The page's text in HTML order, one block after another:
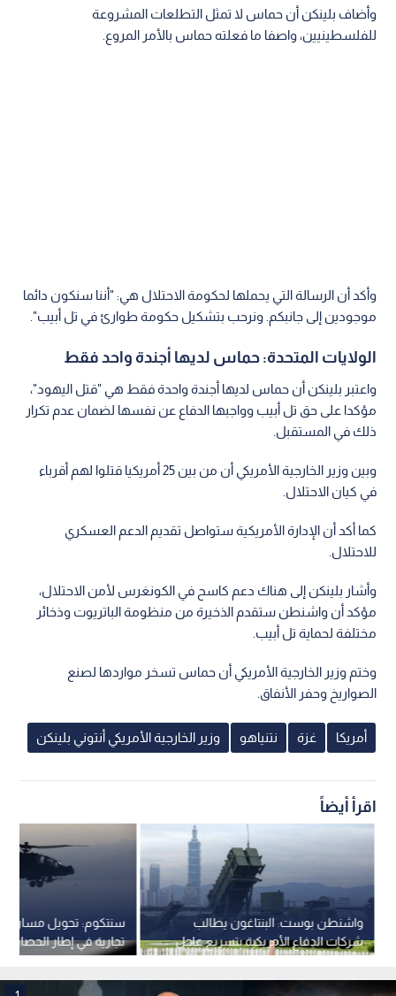
وأضاف بلينكن أن حماس لا تمثل التطلعات المشروعة
للفلسطينيين، واصفا ما فعلته حماس بالأمر المروع.
وأكد أن الرسالة التي يحملها لحكومة الاحتلال هي: "أننا سنكون دائما
موجودين إلى جانبكم. ونرحب بتشكيل حكومة طوارئ في تل أبيب".
الولايات المتحدة: حماس لديها أجندة واحد فقط
واعتبر بلينكن أن حماس لديها أجندة واحدة فقط هي "قتل اليهود"،
مؤكدا على حق تل أبيب وواجبها الدفاع عن نفسها لضمان عدم تكرار
ذلك في المستقبل.
وبين وزير الخارجية الأمريكي أن من بين 25 أمريكيا قتلوا لهم أقرباء
في كيان الاحتلال.
كما أكد أن الإدارة الأمريكية ستواصل تقديم الدعم العسكري
للاحتلال.
وأشار بلينكن إلى هناك دعم كاسح في الكونغرس لأمن الاحتلال،
مؤكد أن واشنطن ستقدم الذخيرة من منظومة الباتريوت وذخائر
مختلفة لحماية تل أبيب.
وختم وزير الخارجية الأمريكي أن حماس تسخر مواردها لصنع
الصواريخ وحفر الأنفاق.
أمريكا غزة نتنياهو وزير الخارجية الأمريكي أنتوني بلينكن
اقرأ أيضاً
تجارية في إطار الحصار
المفروض على إيران
واشنطن بوست: البنتاغون يطالب
شركات الدفاع الأمريكية بتسريع عاجل
لإنتاج الأسلحة والذخائر